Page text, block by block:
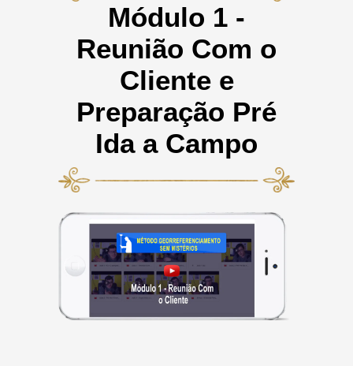
Módulo 1 -
Reunião Com o
Cliente e
Preparação Pré
Ida a Campo